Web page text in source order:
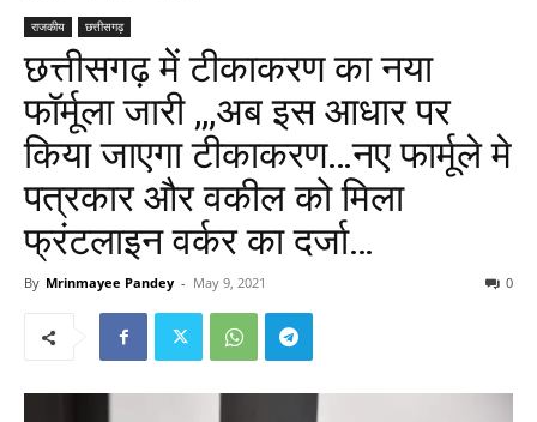
राजकीय छत्तीसगढ़
छत्तीसगढ़ में टीकाकरण का नया
फॉर्मूला जारी ,,,अब इस आधार पर
किया जाएगा टीकाकरण…नए फार्मूले मे
पत्रकार और वकील को मिला
फ्रंटलाइन वर्कर का दर्जा…
By Mrinmayee Pandey - May 9, 2021 0